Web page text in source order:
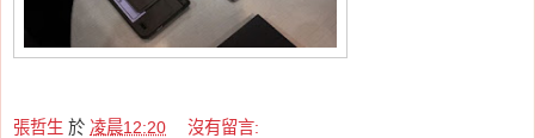
張哲生 於 凌晨12:20 沒有留言: